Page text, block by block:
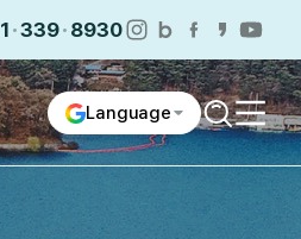
339 8930
인스타그램
네이버블로그
페이스북
카카오스
유튜
Language
검색어열
전체